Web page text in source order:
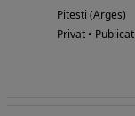
Pitesti (Arges)
Privat • Publicat